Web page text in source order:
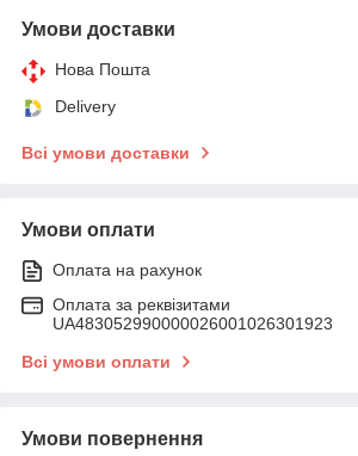
Умови доставки
Нова Пошта
Delivery
Всі умови доставки
Умови оплати
Оплата на рахунок
Оплата за реквізитами
UA483052990000026001026301923
Всі умови оплати
Умови повернення